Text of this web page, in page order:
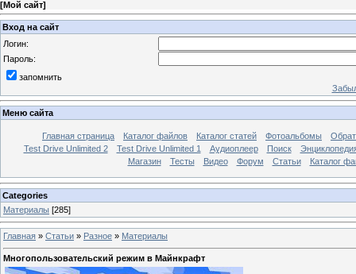
[Мой сайт]
Вход на сайт
Логин:
Пароль:
запомнить
Меню сайта
Главная страница Каталог файлов Каталог статей Фотоальбомы
Test Drive Unlimited 2
Test Drive Unlimited 1 Аудиоплеер Поиск
Магазин
Тесты Видео Форум Статьи Каталог
Categories
Материалы [285]
Главная » Статьи » Разное » Материалы
Многопользовательский режим в Майнкрафт